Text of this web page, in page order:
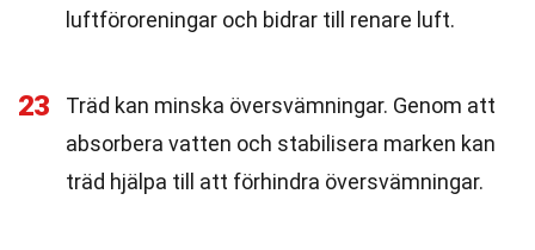
luftföroreningar och bidrar till renare luft.
23
Träd kan minska översvämningar. Genom att
absorbera vatten och stabilisera marken kan
träd hjälpa till att förhindra översvämningar.